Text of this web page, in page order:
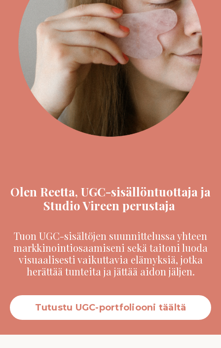
Olen Reetta, UGC-sisällöntuottaja ja
Studio Vireen perustaja
Tuon UGC-sisältöjen suunnittelussa yhteen
markkinointiosaamiseni sekä taitoni luoda
visuaalisesti vaikuttavia elämyksiä, jotka
herättää tunteita ja jättää aidon jäljen.
Tutustu UGC-portfoliooni täältä